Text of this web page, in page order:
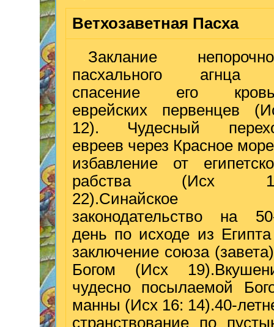
Ветхозаветная Пасха
Заклание
пасхального агнца
спасение его
еврейских первенцев
12). Чудесный
евреев через Красное
избавление от
рабства (Исх
22).Синайское
законодательство на
день по исходе из
заключение союза
Богом (Исх
чудесно посылаемой
манны (Исх 16: 14).40-
странствование по